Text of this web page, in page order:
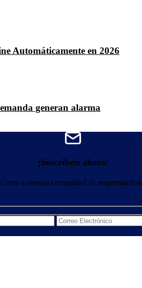
Automáticamente en 2026
generan alarma
¡Suscríbete ahora!
Únete a nuestra comunidad de